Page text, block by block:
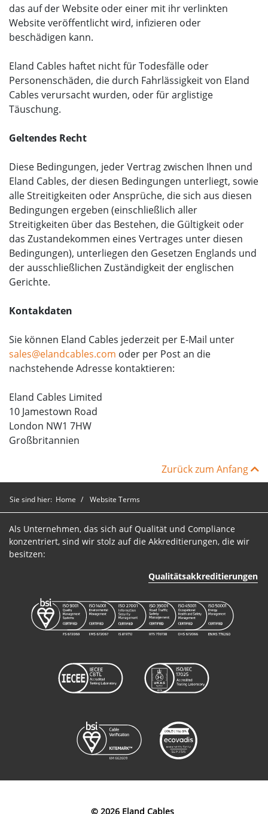
das auf der Website oder einer mit ihr verlinkten
Website veröffentlicht wird, infizieren oder
beschädigen kann.
Eland Cables haftet nicht für Todesfälle oder
Personenschäden, die durch Fahrlässigkeit von Eland
Cables verursacht wurden, oder für arglistige
Täuschung.
Geltendes Recht
Diese Bedingungen, jeder Vertrag zwischen Ihnen und
Eland Cables, der diesen Bedingungen unterliegt, sowie
alle Streitigkeiten oder Ansprüche, die sich aus diesen
Bedingungen ergeben (einschließlich aller
Streitigkeiten über das Bestehen, die Gültigkeit oder
das Zustandekommen eines Vertrages unter diesen
Bedingungen), unterliegen den Gesetzen Englands und
der ausschließlichen Zuständigkeit der englischen
Gerichte.
Kontakdaten
Sie können Eland Cables jederzeit per E-Mail unter
sales@elandcables.com oder per Post an die
nachstehende Adresse kontaktieren:
Eland Cables Limited
10 Jamestown Road
London NW1 7HW
Großbritannien
Zurück zum Anfang
Sie sind hier: Home Website Terms
Als Unternehmen, das sich auf Qualität und Compliance
konzentriert, sind wir stolz auf die Akkreditierungen, die wir
besitzen:
Qualitätsakkreditierungen
© 2026 Eland Cables